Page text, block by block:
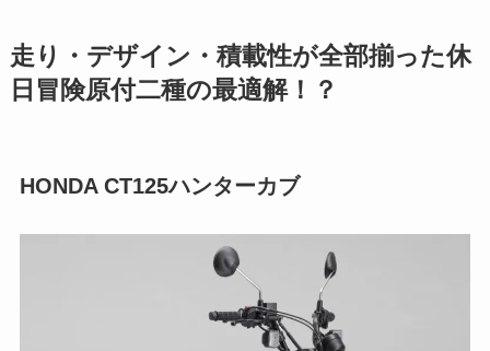
走り・デザイン・積載性が全部揃った休
日冒険原付二種の最適解！？
HONDA CT125ハンターカブ